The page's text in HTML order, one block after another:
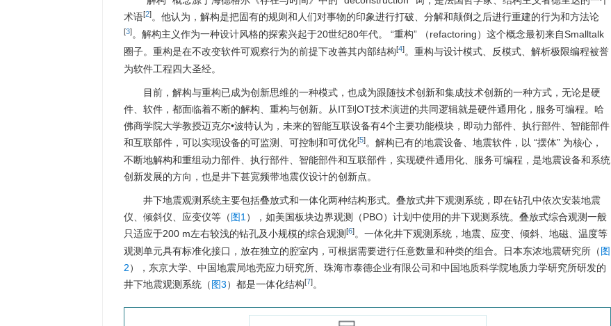
术语[2]。他认为，解构是把固有的规则和人们对事物的印象进行打破、分解和颠倒之后进行重建的行为和方法论
[3]。解构主义作为一种设计风格的探索兴起于20世纪80年代。 “重构” （refactoring）这个概念最初来自Smalltalk
圈子。重构是在不改变软件可观察行为的前提下改善其内部结构[4]。重构与设计模式、反模式、解析极限编程被誉
为软件工程四大圣经。
目前，解构与重构已成为创新思维的一种模式，也成为跟随技术创新和集成技术创新的一种方式，无论是硬
件、软件，都面临着不断的解构、重构与创新。从IT到OT技术演进的共同逻辑就是硬件通用化，服务可编程。哈
佛商学院大学教授迈克尔•波特认为，未来的智能互联设备有4个主要功能模块，即动力部件、执行部件、智能部件
和互联部件，可以实现设备的可监测、可控制和可优化[5]。解构已有的地震设备、地震软件，以 “摆体” 为核心，
不断地解构和重组动力部件、执行部件、智能部件和互联部件，实现硬件通用化、服务可编程，是地震设备和系统
创新发展的方向，也是井下甚宽频带地震仪设计的创新点。
井下地震观测系统主要包括叠放式和一体化两种结构形式。叠放式井下观测系统，即在钻孔中依次安装地震
仪、倾斜仪、应变仪等（图1 ），如美国板块边界观测（PBO）计划中使用的井下观测系统。叠放式综合观测一般
只适应于200 m左右较浅的钻孔及小规模的综合观测 [6]。一体化井下观测系统，地震、应变、倾斜、地磁、温度等
观测单元具有标准化接口，放在独立的腔室内，可根据需要进行任意数量和种类的组合。日本东浓地震研究所（图
2），东京大学、中国地震局地壳应力研究所、珠海市泰德企业有限公司和中国地质科学院地质力学研究所研发的
井下地震观测系统（图3）都是一体化结构[7]。